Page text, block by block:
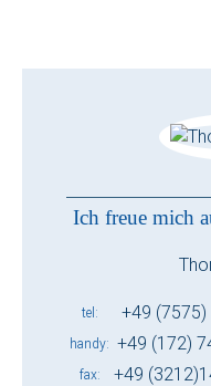
Ich freue mich
tel +49 (7575)
handy +49 (172)
fax +49